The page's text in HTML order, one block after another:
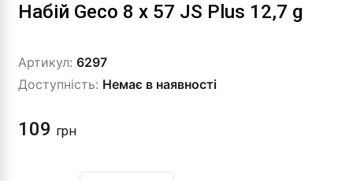
Набій Geco 8 x 57 JS Plus 12,7 g
Артикул: 6297
Доступність: Немає в наявності
109 грн